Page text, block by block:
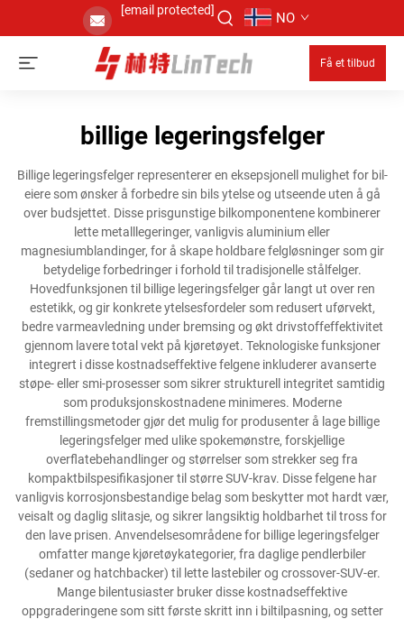
[email protected] NO
Få et tilbud
billige legeringsfelger
Billige legeringsfelger representerer en eksepsjonell mulighet for bil-
eiere som ønsker å forbedre sin bils ytelse og utseende uten å gå
over budsjettet. Disse prisgunstige bilkomponentene kombinerer
lette metalllegeringer, vanligvis aluminium eller
magnesiumblandinger, for å skape holdbare felgløsninger som gir
betydelige forbedringer i forhold til tradisjonelle stålfelger.
Hovedfunksjonen til billige legeringsfelger går langt ut over ren
estetikk, og gir konkrete ytelsesfordeler som redusert uførvekt,
bedre varmeavledning under bremsing og økt drivstoffeffektivitet
gjennom lavere total vekt på kjøretøyet. Teknologiske funksjoner
integrert i disse kostnadseffektive felgene inkluderer avanserte
støpe- eller smi-prosesser som sikrer strukturell integritet samtidig
som produksjonskostnadene minimeres. Moderne
fremstillingsmetoder gjør det mulig for produsenter å lage billige
legeringsfelger med ulike spokemønstre, forskjellige
overflatebehandlinger og størrelser som strekker seg fra
kompaktbilspesifikasjoner til større SUV-krav. Disse felgene har
vanligvis korrosjonsbestandige belag som beskytter mot hardt vær,
veisalt og daglig slitasje, og sikrer langsiktig holdbarhet til tross for
den lave prisen. Anvendelsesområdene for billige legeringsfelger
omfatter mange kjøretøykategorier, fra daglige pendlerbiler
(sedaner og hatchbacker) til lette lastebiler og crossover-SUV-er.
Mange bilentusiaster bruker disse kostnadseffektive
oppgraderingene som sitt første skritt inn i biltilpasning, og setter